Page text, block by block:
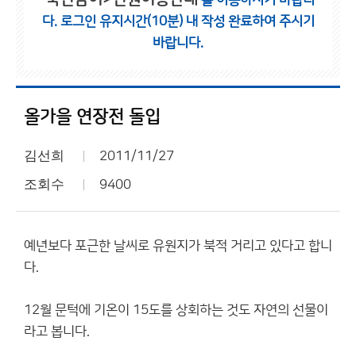
다. 로그인 유지시간(10분) 내 작성 완료하여 주시기
바랍니다.
올가을 연장전 돌입
김선희 2011/11/27
조회수 9400
예년보다 포근한 날씨로 유원지가 북적 거리고 있다고 합니
다.
12월 문턱에 기온이 15도를 상회하는 것도 자연의 선물이
라고 봅니다.